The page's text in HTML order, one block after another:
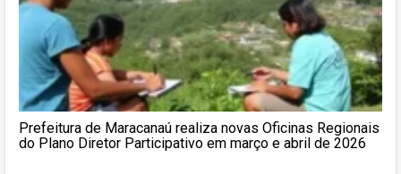
Prefeitura de Maracanaú realiza novas Oficinas Regionais
do Plano Diretor Participativo em março e abril de 2026